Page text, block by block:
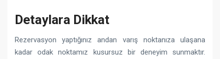
Detaylara Dikkat
Rezervasyon yaptığınız andan varış noktanıza ulaşana
kadar odak noktamız kusursuz bir deneyim sunmaktır.